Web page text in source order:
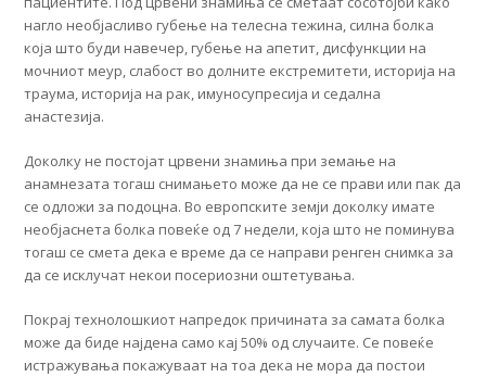
нагло необјасливо губење на телесна тежина, силна болка
која што буди навечер, губење на апетит, дисфункции на
мочниот меур, слабост во долните екстремитети, историја на
траума, историја на рак, имуносупресија и седална
анастезија.
Доколку не постојат црвени знамиња при земање на
анамнезата тогаш снимањето може да не се прави или пак да
се одложи за подоцна. Во европските земји доколку имате
необјаснета болка повеќе од 7 недели, која што не поминува
тогаш се смета дека е време да се направи ренген снимка за
да се исклучат некои посериозни оштетувања.
Покрај технолошкиот напредок причината за самата болка
може да биде најдена само кај 50% од случаите. Се повеќе
истражувања покажуваат на тоа дека не мора да постои